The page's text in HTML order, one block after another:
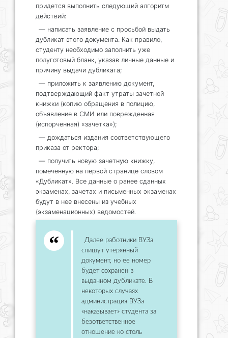
придется выполнить следующий алгоритм
действий:
— написать заявление с просьбой выдать
дубликат этого документа. Как правило,
студенту необходимо заполнить уже
полуготовый бланк, указав личные данные и
причину выдачи дубликата;
— приложить к заявлению документ,
подтверждающий факт утраты зачетной
книжки (копию обращения в полицию,
объявление в СМИ или поврежденная
(испорченная) «зачетка»);
— дождаться издания соответствующего
приказа от ректора;
— получить новую зачетную книжку,
помеченную на первой странице словом
«Дубликат». Все данные о ранее сданных
экзаменах, зачетах и письменных экзаменах
будут в нее внесены из учебных
(экзаменационных) ведомостей.
Далее работники ВУЗа
спишут утерянный
документ, но ее номер
будет сохранен в
выданном дубликате. В
некоторых случаях
администрация ВУЗа
«наказывает» студента за
безответственное
отношение ко столь